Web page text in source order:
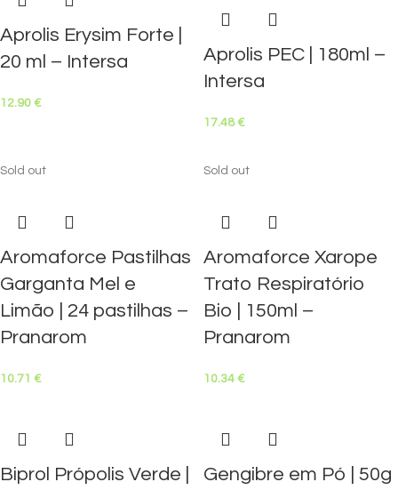
Aprolis Erysim Forte |
20 ml – Intersa
12.90 €
Aprolis PEC | 180ml –
Intersa
17.48€
Sold out
Aromaforce Pastilhas
Garganta Mel e
Limão | 24 pastilhas –
Pranarom
10.71 €
Sold out
Aromaforce Xarope
Trato Respiratório
Bio | 150ml –
Pranarom
10.34 €
Biprol Própolis Verde |
Gengibre em Pó | 50g